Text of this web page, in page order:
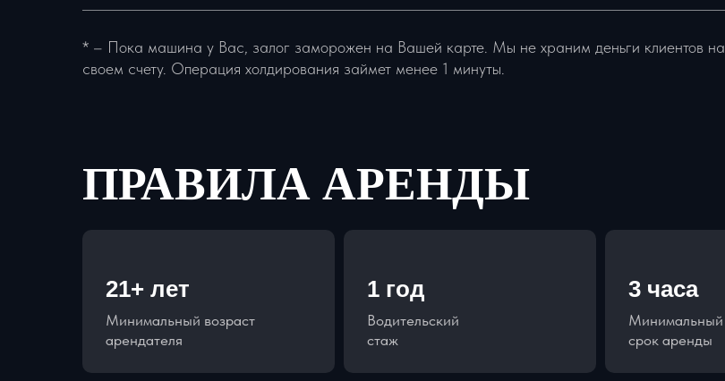
* – Пока машина у Вас, залог заморожен на Вашей карте. Мы не храним деньги клиентов на
своем счету. Операция холдирования займет менее 1 минуты.
ПРАВИЛА АРЕНДЫ
3 часа
Минимальный
срок аренды
21+ лет
Минимальный возраст
арендателя
1 год
Водительский
стаж